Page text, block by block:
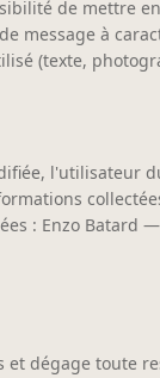
de mettre
message à
(texte,
l'utilisateur
: Enzo Batard —
et dégage toute